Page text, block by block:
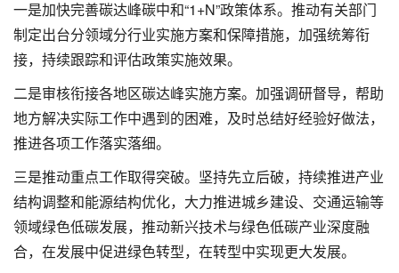
一是加快完善碳达峰碳中和“1+N”政策体系。推动有关部门
制定出台分领域分行业实施方案和保障措施，加强统筹衔
接，持续跟踪和评估政策实施效果。
二是审核衔接各地区碳达峰实施方案。加强调研督导，帮助
地方解决实际工作中遇到的困难，及时总结好经验好做法，
推进各项工作落实落细。
三是推动重点工作取得突破。坚持先立后破，持续推进产业
结构调整和能源结构优化，大力推进城乡建设、交通运输等
领域绿色低碳发展，推动新兴技术与绿色低碳产业深度融
合，在发展中促进绿色转型，在转型中实现更大发展。